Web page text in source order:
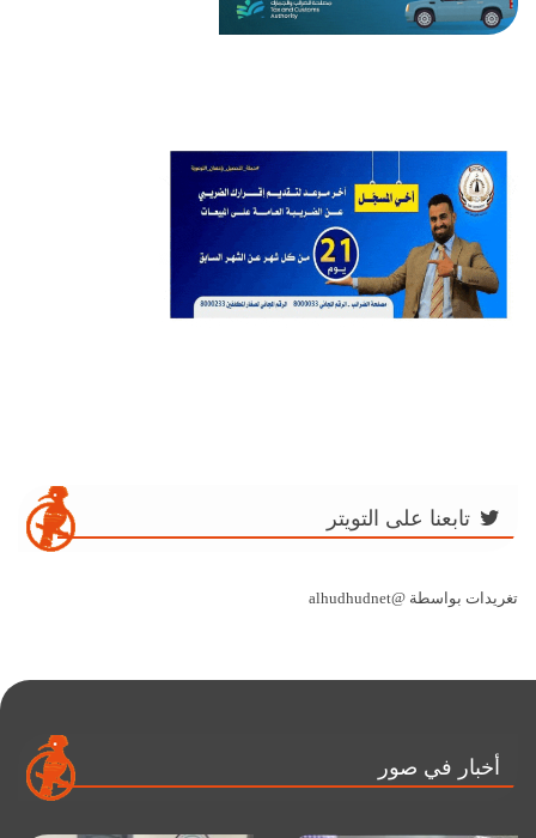
تابعنا على التويتر
تغريدات بواسطة @alhudhudnet
أخبار في صور